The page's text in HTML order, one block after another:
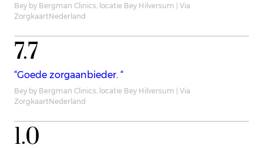
Bey by Bergman Clinics, locatie Bey Hilversum | Via
ZorgkaartNederland
7.7
“Goede zorgaanbieder. “
Bey by Bergman Clinics, locatie Bey Hilversum | Via
ZorgkaartNederland
1.0